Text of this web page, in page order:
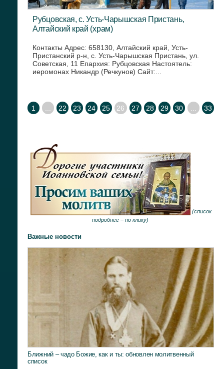
Рубцовская, с. Усть-Чарышская Пристань,
Алтайский край (храм)
Контакты Адрес: 658130, Алтайский край, Усть-
Пристанский р-н, с. Усть-Чарышская Пристань, ул.
Советская, 11 Епархия: Рубцовская Настоятель:
иеромонах Никандр (Речкунов) Сайт:...
1 22 23 24 25 26 27 28 29 30 33
(список
подробнее – по клику)
Важные новости
Ближний – чадо Божие, как и ты: обновлен молитвенный
список